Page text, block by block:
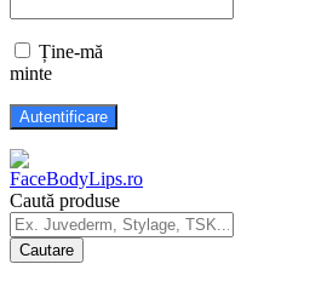
Ține-mă
minte
Caută produse